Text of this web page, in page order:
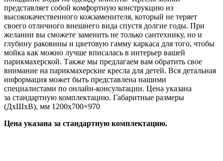
представляет собой комфортную конструкцию из
высококачественного кожзаменителя, который не теряет
своего отличного внешнего вида спустя долгие годы. При
желании вы сможете заменить не только сантехнику, но и
глубину раковины и цветовую гамму каркаса для того, чтобы
мойка как можно лучше вписалась в интерьер вашей
парикмахерской. Также мы предлагаем вам обратить свое
внимание на парикмахерские кресла для детей. Вся детальная
информация может быть представлена нашими
специалистами по онлайн-консультации. Цена указана
за стандартную комплектацию. Габаритные размеры
(ДхШхВ), мм 1200х700×970
Цена указана за стандартную комплектацию.